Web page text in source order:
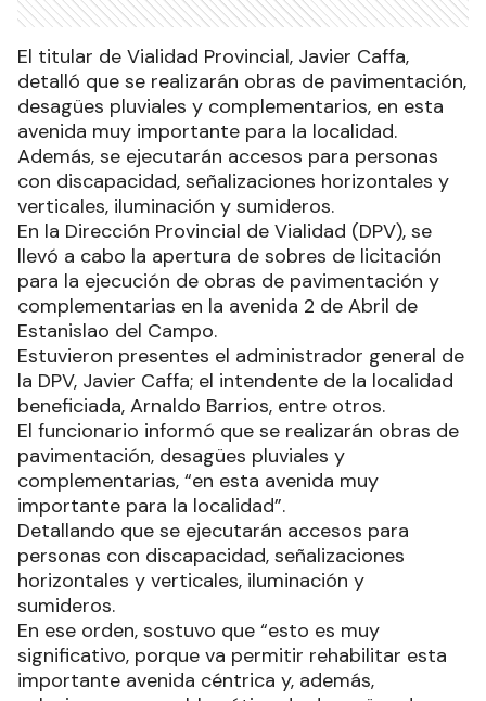
El titular de Vialidad Provincial, Javier Caffa,
detalló que se realizarán obras de pavimentación,
desagües pluviales y complementarios, en esta
avenida muy importante para la localidad.
Además, se ejecutarán accesos para personas
con discapacidad, señalizaciones horizontales y
verticales, iluminación y sumideros.
En la Dirección Provincial de Vialidad (DPV), se
llevó a cabo la apertura de sobres de licitación
para la ejecución de obras de pavimentación y
complementarias en la avenida 2 de Abril de
Estanislao del Campo.
Estuvieron presentes el administrador general de
la DPV, Javier Caffa; el intendente de la localidad
beneficiada, Arnaldo Barrios, entre otros.
El funcionario informó que se realizarán obras de
pavimentación, desagües pluviales y
complementarias, “en esta avenida muy
importante para la localidad”.
Detallando que se ejecutarán accesos para
personas con discapacidad, señalizaciones
horizontales y verticales, iluminación y
sumideros.
En ese orden, sostuvo que “esto es muy
significativo, porque va permitir rehabilitar esta
importante avenida céntrica y, además,